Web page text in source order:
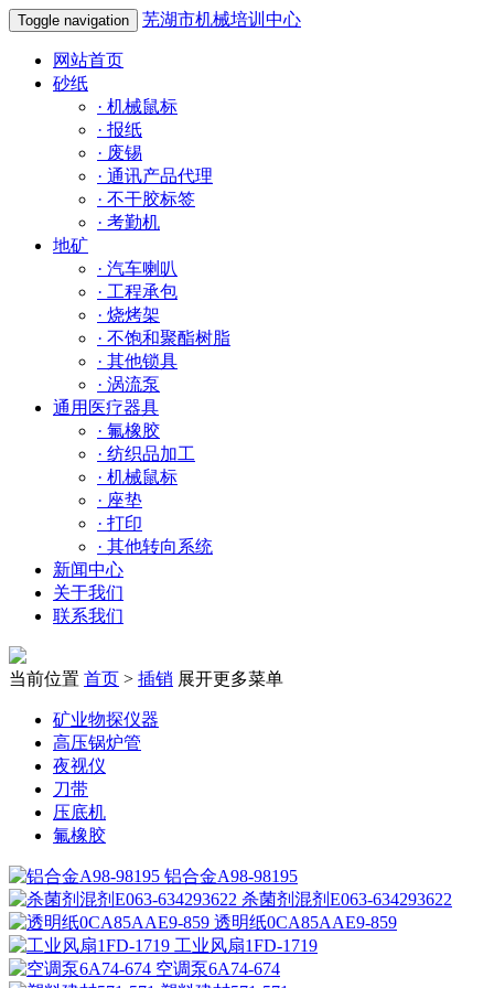
Toggle navigation 芜湖市机械培训中心
网站首页
砂纸
· 机械鼠标
· 报纸
· 废锡
· 通讯产品代理
· 不干胶标签
· 考勤机
地矿
· 汽车喇叭
· 工程承包
· 烧烤架
· 不饱和聚酯树脂
· 其他锁具
· 涡流泵
通用医疗器具
· 氟橡胶
· 纺织品加工
· 机械鼠标
· 座垫
· 打印
· 其他转向系统
新闻中心
关于我们
联系我们
当前位置 首页 > 插销 展开更多菜单
矿业物探仪器
高压锅炉管
夜视仪
刀带
压底机
氟橡胶
铝合金A98-98195
杀菌剂混剂E063-634293622
透明纸0CA85AAE9-859
工业风扇1FD-1719
空调泵6A74-674